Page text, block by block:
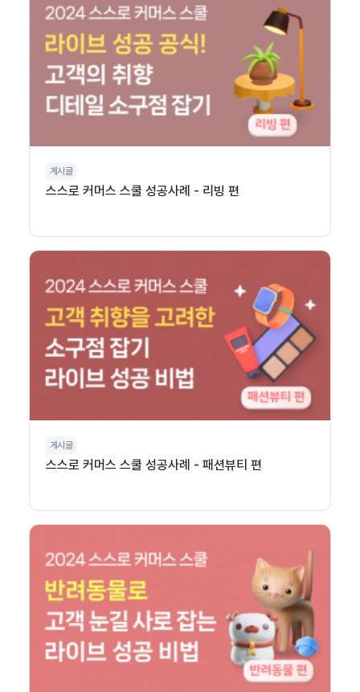
게시글
스스로 커머스 스쿨 성공사례 - 리빙 편
게시글
스스로 커머스 스쿨 성공사례 - 패션뷰티 편